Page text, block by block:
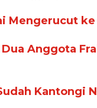
Mengerucut ke
Anggota
Kantongi